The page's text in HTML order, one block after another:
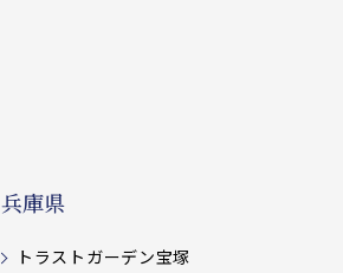
兵庫県
トラストガーデン宝塚